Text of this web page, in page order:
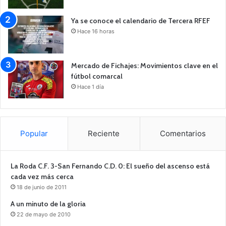
Ya se conoce el calendario de Tercera RFEF
Hace 16 horas
Mercado de Fichajes: Movimientos clave en el
fútbol comarcal
Hace 1 día
Popular Reciente Comentarios
La Roda C.F. 3-San Fernando C.D. 0: El sueño del ascenso está
cada vez más cerca
18 de junio de 2011
A un minuto de la gloria
22 de mayo de 2010